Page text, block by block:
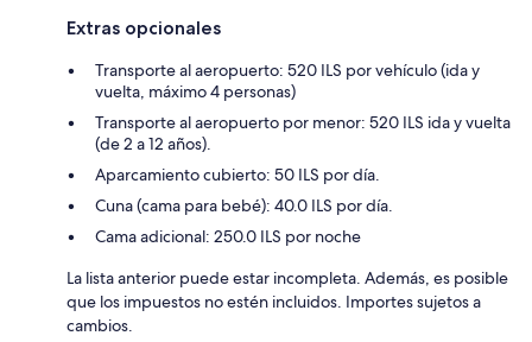
Extras opcionales
Transporte al aeropuerto: 520 ILS por vehículo (ida y
vuelta, máximo 4 personas)
Transporte al aeropuerto por menor: 520 ILS ida y vuelta
(de 2 a 12 años).
Aparcamiento cubierto: 50 ILS por día.
Cuna (cama para bebé): 40.0 ILS por día.
Cama adicional: 250.0 ILS por noche
La lista anterior puede estar incompleta. Además, es posible
que los impuestos no estén incluidos. Importes sujetos a
cambios.